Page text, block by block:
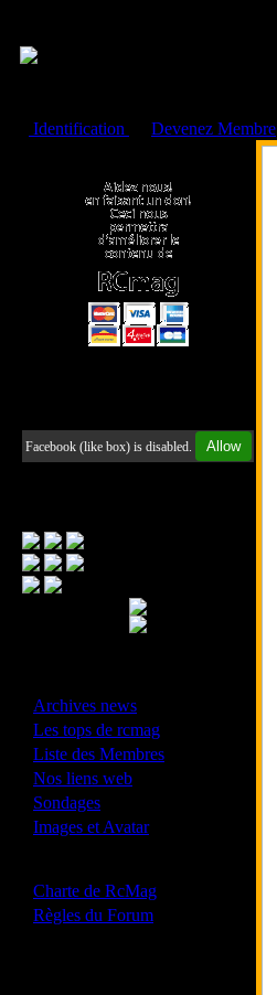
Identification
Devenez Membre
Facebook (like box) is disabled. Allow
Archives news
Les tops de rcmag
Liste des Membres
Nos liens web
Sondages
Images et Avatar
Charte de RcMag
Règles du Forum